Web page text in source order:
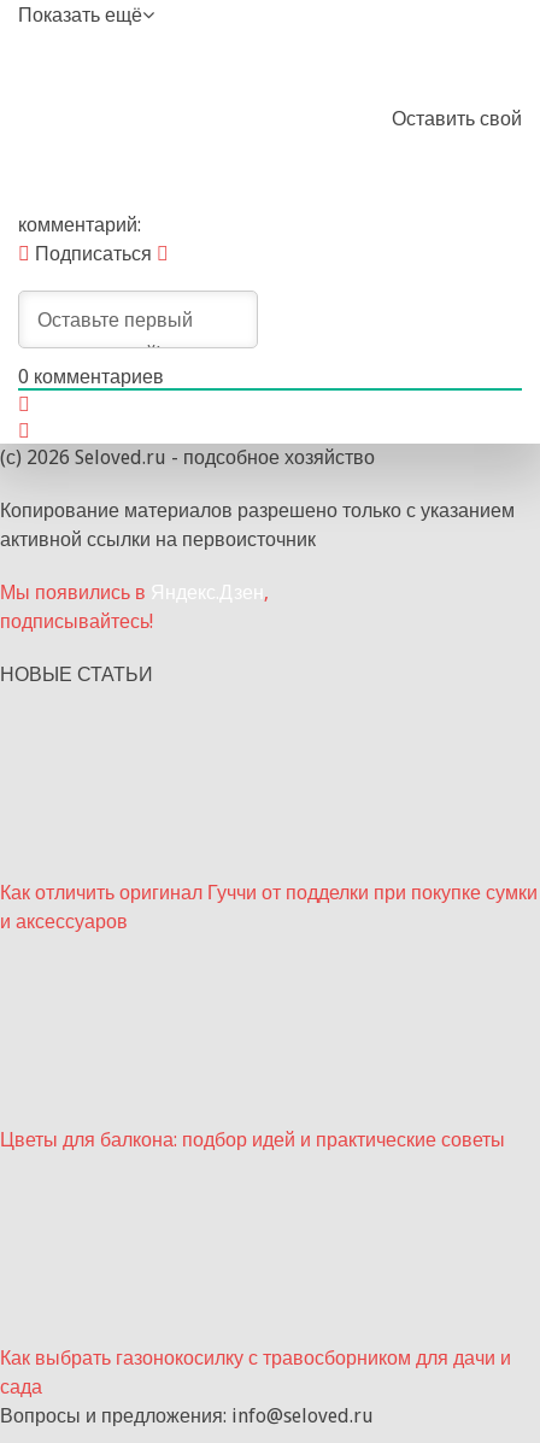
Показать ещё
Оставить свой
комментарий:
Подписаться
0 комментариев
(с) 2026 Seloved.ru - подсобное хозяйство
Копирование материалов разрешено только с указанием
активной ссылки на первоисточник
Мы появились в Яндекс.Дзен,
подписывайтесь!
НОВЫЕ СТАТЬИ
Как отличить оригинал Гуччи от подделки при покупке сумки
и аксессуаров
Цветы для балкона: подбор идей и практические советы
Как выбрать газонокосилку с травосборником для дачи и
сада
Вопросы и предложения: info@seloved.ru